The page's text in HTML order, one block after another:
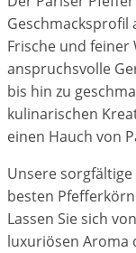
Geschmacksprofil
Frische und feiner
anspruchsvolle
bis hin zu
kulinarischen
einen Hauch von
Unsere
besten
Lassen Sie sich
luxuriösen Aroma